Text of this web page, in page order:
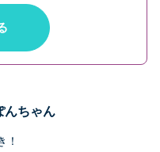
んちゃん
！